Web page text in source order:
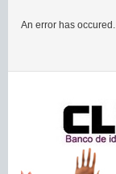
An error has occured.